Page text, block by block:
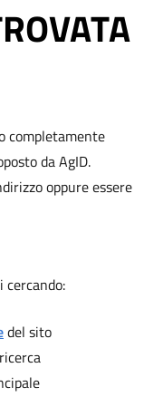
completamente
da AgID.
oppure essere
cercando:
del sito